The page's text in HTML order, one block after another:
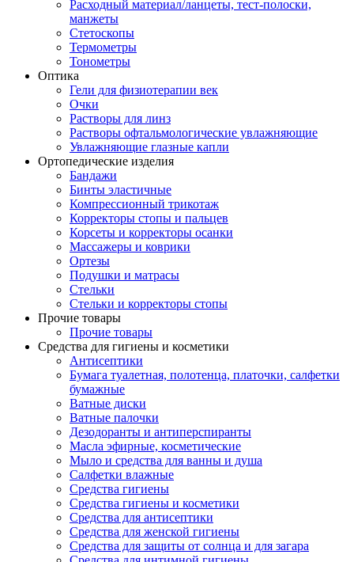
Расходный материал/ланцеты, тест-полоски,
манжеты
Стетоскопы
Термометры
Тонометры
Оптика
Гели для физиотерапии век
Очки
Растворы для линз
Растворы офтальмологические увлажняющие
Увлажняющие глазные капли
Ортопедические изделия
Бандажи
Бинты эластичные
Компрессионный трикотаж
Корректоры стопы и пальцев
Корсеты и корректоры осанки
Массажеры и коврики
Ортезы
Подушки и матрасы
Стельки
Стельки и корректоры стопы
Прочие товары
Прочие товары
Средства для гигиены и косметики
Антисептики
Бумага туалетная, полотенца, платочки, салфетки
бумажные
Ватные диски
Ватные палочки
Дезодоранты и антиперспиранты
Масла эфирные, косметические
Мыло и средства для ванны и душа
Салфетки влажные
Средства гигиены
Средства гигиены и косметики
Средства для антисептики
Средства для женской гигиены
Средства для защиты от солнца и для загара